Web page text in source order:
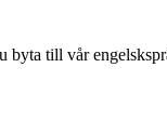
till vår